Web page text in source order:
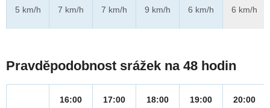
5 km/h
7 km/h
7 km/h
9 km/h
6 km/h
6 km/h
Pravděpodobnost srážek na 48 hodin
16:00
17:00
18:00
19:00
20:00